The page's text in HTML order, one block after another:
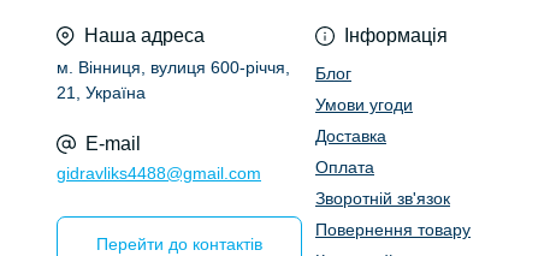
Наша адреса
м. Вінниця, вулиця 600-річчя,
21, Україна
E-mail
gidravliks4488@gmail.com
Перейти до контактів
Інформація
Блог
Умови угоди
Доставка
Оплата
Зворотній зв'язок
Повернення товару